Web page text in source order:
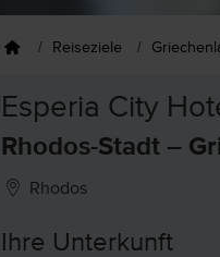
Reiseziele
Esperia City
Rhodos-Stadt –
Rhodos
Ihre Unterkunft